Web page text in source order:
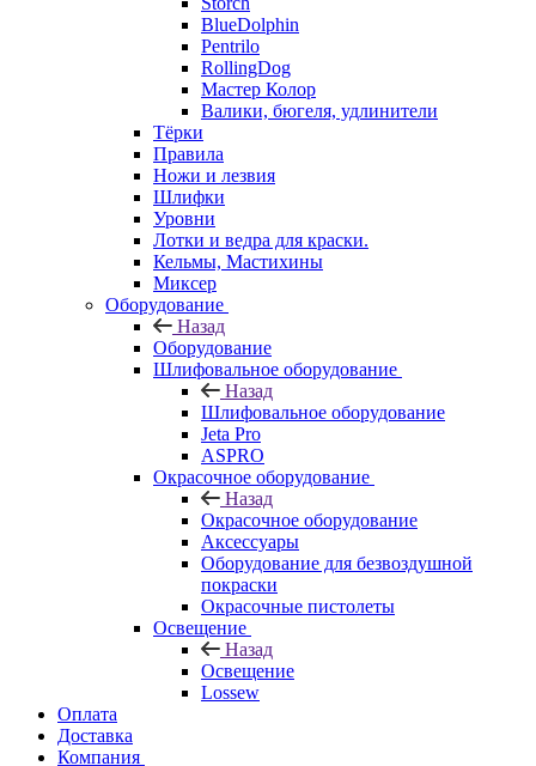
BlueDolphin
Pentrilo
RollingDog
Мастер Колор
Валики, бюгеля, удлинители
Тёрки
Правила
Ножи и лезвия
Шлифки
Уровни
Лотки и ведра для краски.
Кельмы, Мастихины
Миксер
Оборудование
Назад
Оборудование
Шлифовальное оборудование
Назад
Шлифовальное оборудование
Jeta Pro
ASPRO
Окрасочное оборудование
Назад
Окрасочное оборудование
Аксессуары
Оборудование для безвоздушной
покраски
Окрасочные пистолеты
Освещение
Назад
Освещение
Lossew
Оплата
Доставка
Компания